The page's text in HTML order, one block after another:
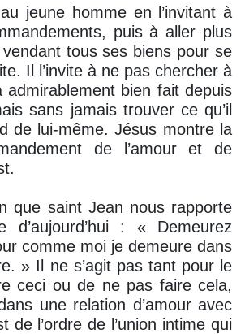
jeune homme en l’invitant à
puis à aller plus
tous ses biens pour se
Il l’invite à ne pas chercher à
admirablement bien fait depuis
sans jamais trouver ce qu’il
de lui-même. Jésus montre la
de l’amour et de
que saint Jean nous rapporte
d’aujourd’hui : « Demeurez
comme moi je demeure dans
» Il ne s’agit pas tant pour le
ceci ou de ne pas faire cela,
une relation d’amour avec
de l’ordre de l’union intime qui